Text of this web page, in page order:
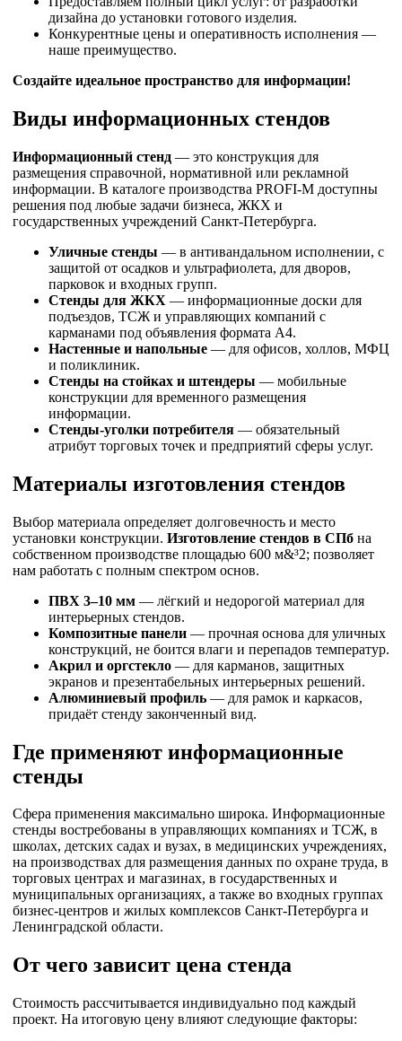
дизайна до установки готового изделия.
Конкурентные цены и оперативность исполнения —
наше преимущество.
Создайте идеальное пространство для информации!
Виды информационных стендов
Информационный стенд — это конструкция для
размещения справочной, нормативной или рекламной
информации. В каталоге производства PROFI-M доступны
решения под любые задачи бизнеса, ЖКХ и
государственных учреждений Санкт-Петербурга.
Уличные стенды — в антивандальном исполнении, с
защитой от осадков и ультрафиолета, для дворов,
парковок и входных групп.
Стенды для ЖКХ — информационные доски для
подъездов, ТСЖ и управляющих компаний с
карманами под объявления формата А4.
Настенные и напольные — для офисов, холлов, МФЦ
и поликлиник.
Стенды на стойках и штендеры — мобильные
конструкции для временного размещения
информации.
Стенды-уголки потребителя — обязательный
атрибут торговых точек и предприятий сферы услуг.
Материалы изготовления стендов
Выбор материала определяет долговечность и место
установки конструкции. Изготовление стендов в СПб на
собственном производстве площадью 600 м&³2; позволяет
нам работать с полным спектром основ.
ПВХ 3–10 мм — лёгкий и недорогой материал для
интерьерных стендов.
Композитные панели — прочная основа для уличных
конструкций, не боится влаги и перепадов температур.
Акрил и оргстекло — для карманов, защитных
экранов и презентабельных интерьерных решений.
Алюминиевый профиль — для рамок и каркасов,
придаёт стенду законченный вид.
Где применяют информационные
стенды
Сфера применения максимально широка. Информационные
стенды востребованы в управляющих компаниях и ТСЖ, в
школах, детских садах и вузах, в медицинских учреждениях,
на производствах для размещения данных по охране труда, в
торговых центрах и магазинах, в государственных и
муниципальных организациях, а также во входных группах
бизнес-центров и жилых комплексов Санкт-Петербурга и
Ленинградской области.
От чего зависит цена стенда
Стоимость рассчитывается индивидуально под каждый
проект. На итоговую цену влияют следующие факторы: